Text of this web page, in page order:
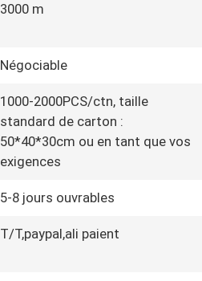
3000 m
Négociable
1000-2000PCS/ctn, taille
standard de carton :
50*40*30cm ou en tant que vos
exigences
5-8 jours ouvrables
T/T,paypal,ali paient